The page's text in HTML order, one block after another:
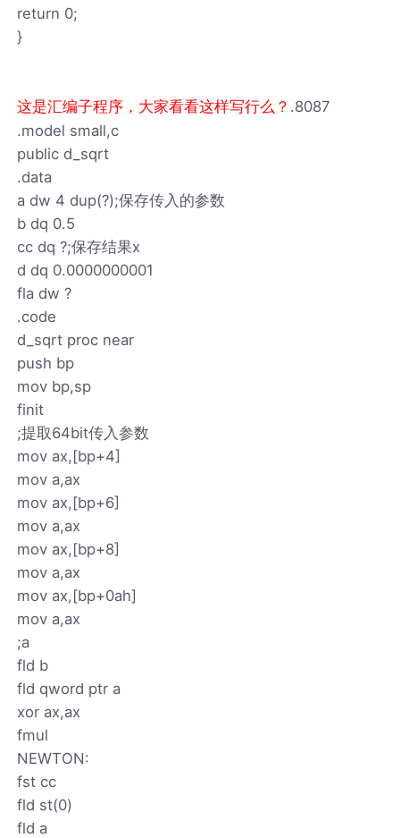
return 0;
}
这是汇编子程序，大家看看这样写行么？ .8087
.model small,c
public d_sqrt
.data
a dw 4 dup(?);保存传入的参数
b dq 0.5
cc dq ?;保存结果x
d dq 0.0000000001
fla dw ?
.code
d_sqrt proc near
push bp
mov bp,sp
finit
;提取64bit传入参数
mov ax,[bp+4]
mov a,ax
mov ax,[bp+6]
mov a,ax
mov ax,[bp+8]
mov a,ax
mov ax,[bp+0ah]
mov a,ax
;a
fld b
fld qword ptr a
xor ax,ax
fmul
NEWTON:
fst cc
fld st(0)
fld a